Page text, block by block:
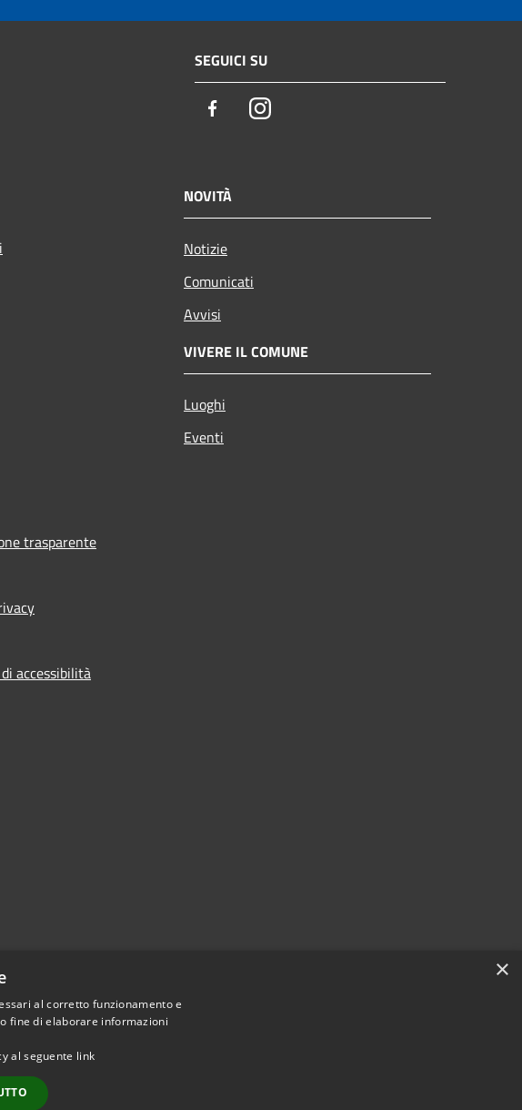
SEGUICI SU
FacebookInstagram
NOVITÀ
Notizie
Comunicati
Avvisi
VIVERE IL COMUNE
Luoghi
Eventi
trasparente
accessibilità
×
al corretto funzionamento e
fine di elaborare informazioni
al seguente link